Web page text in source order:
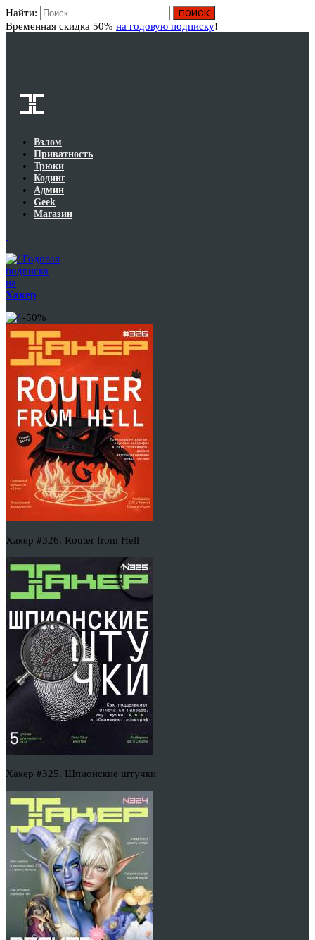
Найти:
Временная скидка 50% на годовую подписку!
Взлом
Приватность
Трюки
Кодинг
Админ
Geek
Магазин
Годовая
подписка
на
Хакер
-50%
Хакер #326. Router from Hell
Хакер #325. Шпионские штучки